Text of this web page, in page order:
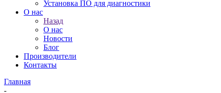
Установка ПО для диагностики
О нас
Назад
О нас
Новости
Блог
Производители
Контакты
Главная
-